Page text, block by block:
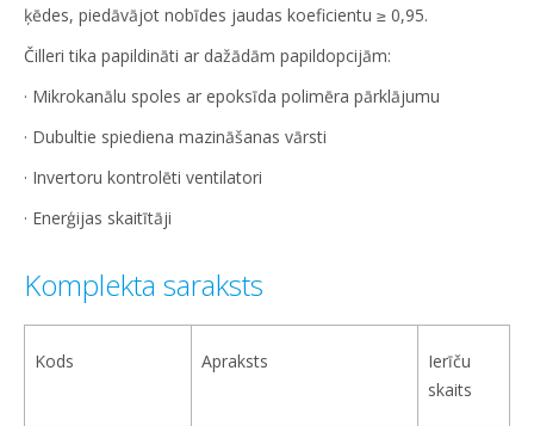
ķēdes, piedāvājot nobīdes jaudas koeficientu ≥ 0,95.
Čilleri tika papildināti ar dažādām papildopcijām:
· Mikrokanālu spoles ar epoksīda polimēra pārklājumu
· Dubultie spiediena mazināšanas vārsti
· Invertoru kontrolēti ventilatori
· Enerģijas skaitītāji
Komplekta saraksts
Kods Apraksts
Ierīču
skaits